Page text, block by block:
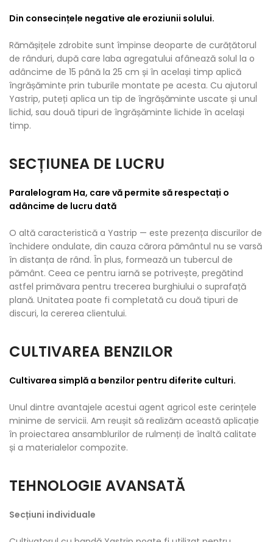
Din consecințele negative ale eroziunii solului.
Rămășițele zdrobite sunt împinse deoparte de curățătorul
de rânduri, după care laba agregatului afânează solul la o
adâncime de 15 până la 25 cm și în același timp aplică
îngrășăminte prin tuburile montate pe acesta. Cu ajutorul
Yastrip, puteți aplica un tip de îngrășăminte uscate și unul
lichid, sau două tipuri de îngrășăminte lichide în același
timp.
SECȚIUNEA DE LUCRU​
Paralelogram Ha, care vă permite să respectați o
adâncime de lucru dată
O altă caracteristică a Yastrip — este prezența discurilor de
închidere ondulate, din cauza cărora pământul nu se varsă
în distanța de rând. În plus, formează un tubercul de
pământ. Ceea ce pentru iarnă se potrivește, pregătind
astfel primăvara pentru trecerea burghiului o suprafață
plană. Unitatea poate fi completată cu două tipuri de
discuri, la cererea clientului.
CULTIVAREA BENZILOR​​
Cultivarea simplă a benzilor pentru diferite culturi.
Unul dintre avantajele acestui agent agricol este cerințele
minime de servicii. Am reușit să realizăm această aplicație
în proiectarea ansamblurilor de rulmenți de înaltă calitate
și a materialelor compozite.
TEHNOLOGIE AVANSATĂ​​​
Secțiuni individuale